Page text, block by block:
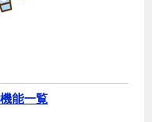
能一覧